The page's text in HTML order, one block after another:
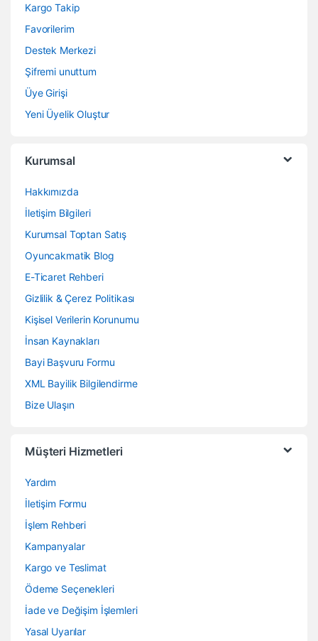
Kargo Takip
Favorilerim
Destek Merkezi
Şifremi unuttum
Üye Girişi
Yeni Üyelik Oluştur
Kurumsal
Hakkımızda
İletişim Bilgileri
Kurumsal Toptan Satış
Oyuncakmatik Blog
E-Ticaret Rehberi
Gizlilik & Çerez Politikası
Kişisel Verilerin Korunumu
İnsan Kaynakları
Bayi Başvuru Formu
XML Bayilik Bilgilendirme
Bize Ulaşın
Müşteri Hizmetleri
Yardım
İletişim Formu
İşlem Rehberi
Kampanyalar
Kargo ve Teslimat
Ödeme Seçenekleri
İade ve Değişim İşlemleri
Yasal Uyarılar